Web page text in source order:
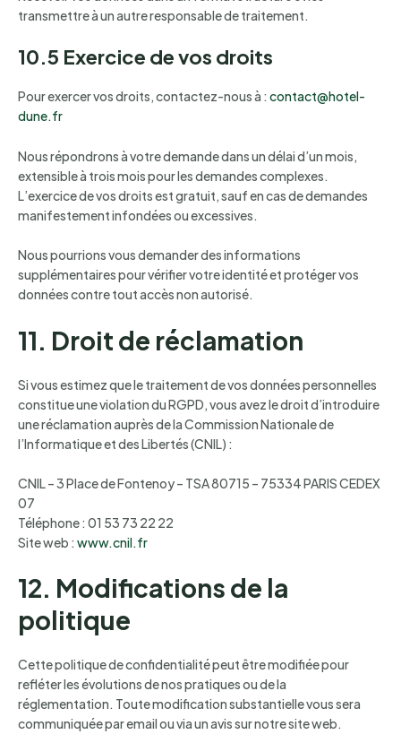
transmettre à un autre responsable de traitement.
10.5 Exercice de vos droits
Pour exercer vos droits, contactez-nous à : contact@hotel-
dune.fr
Nous répondrons à votre demande dans un délai d’un mois,
extensible à trois mois pour les demandes complexes.
L’exercice de vos droits est gratuit, sauf en cas de demandes
manifestement infondées ou excessives.
Nous pourrions vous demander des informations
supplémentaires pour vérifier votre identité et protéger vos
données contre tout accès non autorisé.
11. Droit de réclamation
Si vous estimez que le traitement de vos données personnelles
constitue une violation du RGPD, vous avez le droit d’introduire
une réclamation auprès de la Commission Nationale de
l’Informatique et des Libertés (CNIL) :
CNIL – 3 Place de Fontenoy – TSA 80715 – 75334 PARIS CEDEX
07
Téléphone : 01 53 73 22 22
Site web : www.cnil.fr
12. Modifications de la
politique
Cette politique de confidentialité peut être modifiée pour
refléter les évolutions de nos pratiques ou de la
réglementation. Toute modification substantielle vous sera
communiquée par email ou via un avis sur notre site web.